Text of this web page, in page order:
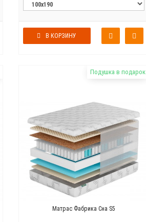
В КОРЗИНУ
Подушка в подарок
Матрас Фабрика Сна S5